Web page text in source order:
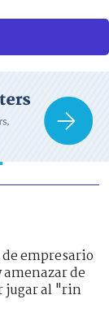
empresario
de
jugar al "rin